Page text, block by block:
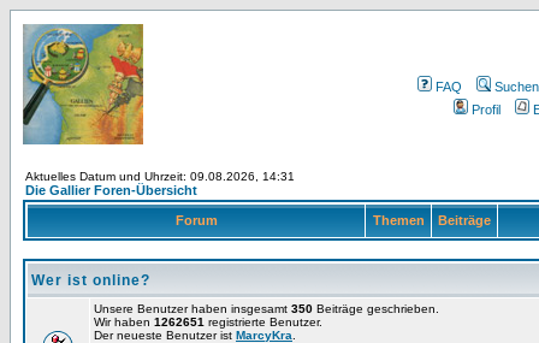
FAQ
Suchen
Profil
Aktuelles Datum und Uhrzeit: 09.08.2026, 14:31
Die Gallier Foren-Übersicht
Forum Themen Beiträge
Wer ist online?
Unsere Benutzer haben insgesamt 350 Beiträge geschrieben.
Wir haben 1262651 registrierte Benutzer.
Der neueste Benutzer ist MarcyKra